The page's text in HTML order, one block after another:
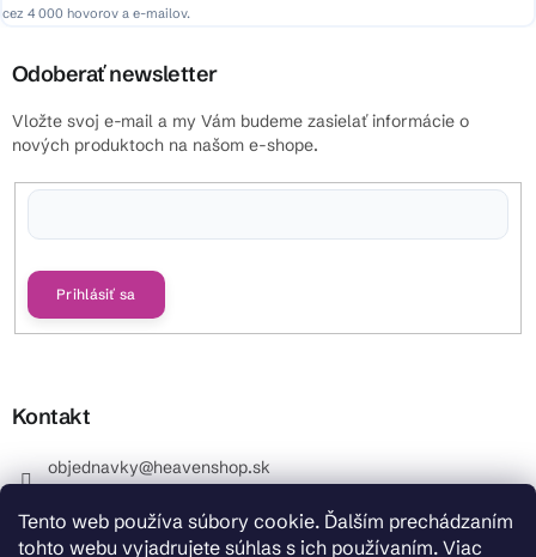
Tento web používa súbory cookie. Ďalším prechádzaním
tohto webu vyjadrujete súhlas s ich používaním. Viac
cez 4 000 hovorov a e-mailov.
Odoberať newsletter
Vložte svoj e-mail a my Vám budeme zasielať informácie o
nových produktoch na našom e-shope.
Prihlásiť sa
Kontakt
objednavky@heavenshop.sk
_Info objednávky : +421 914 399 399 Pracovné dni od